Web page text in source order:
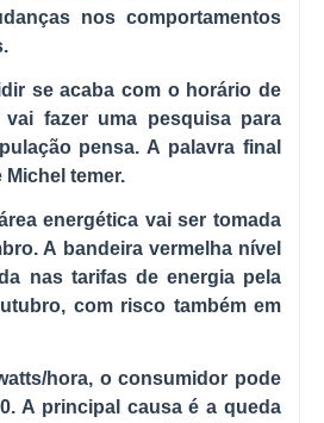
nos comportamentos
se acaba com o horário de
fazer uma pesquisa para
pensa. A palavra final
temer.
energética vai ser tomada
A bandeira vermelha nível
nas tarifas de energia pela
com risco também em
hora, o consumidor pode
A principal causa é a queda